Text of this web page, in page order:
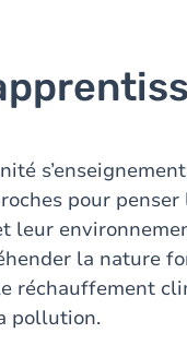
pour
leur
la nature
réchauffement
pollution.